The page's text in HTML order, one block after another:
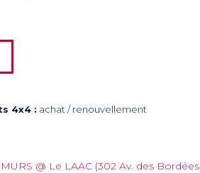
4x4 : achat / renouvellement
@ Le LAAC (302 Av. des